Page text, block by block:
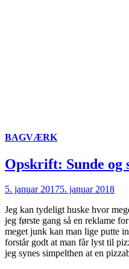
BAGVÆRK
Opskrift: Sunde og
5. januar 20175. januar 2018
Jeg kan tydeligt huske hvor
jeg første gang så en reklame
meget junk kan man lige putte
forstår godt at man får lyst til
jeg synes simpelthen at en